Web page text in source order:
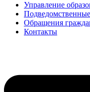
Управление
Обращения
Контакты